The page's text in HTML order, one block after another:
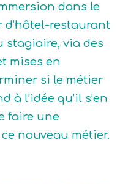
dans le
d’hôtel-restaurant
stagiaire, via des
mises en
si le métier
à l’idée qu’il s’en
faire une
nouveau métier.